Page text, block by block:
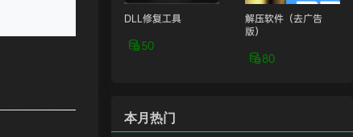
DLL修复工具
50
解压软件（去广告
版）
80
本月热门